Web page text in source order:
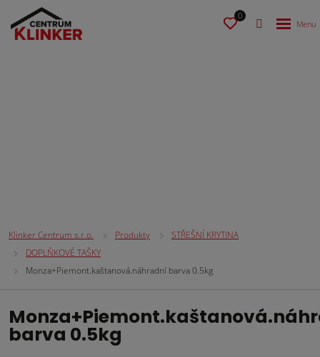
0
Klinker Centrum s.r.o. Produkty
STŘEŠNÍ KRYTINA
DOPLŇKOVÉ TAŠKY
Monza+Piemont.kaštanová.náhradní barva 0.5kg
barva 0.5kg